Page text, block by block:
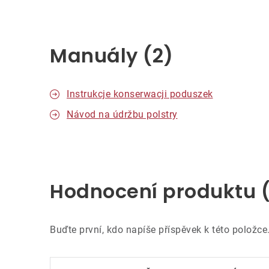
Manuály (2)
Instrukcje konserwacji poduszek
Návod na údržbu polstry
Hodnocení produktu
Buďte první, kdo napíše příspěvek k této položce.